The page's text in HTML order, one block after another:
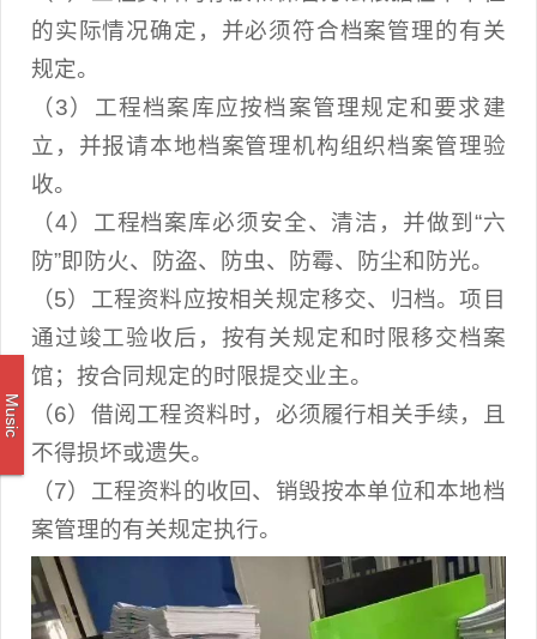
的实际情况确定，并必须符合档案管理的有关
规定。
（3）工程档案库应按档案管理规定和要求建
立，并报请本地档案管理机构组织档案管理验
收。
（4）工程档案库必须安全、清洁，并做到“六
防”即防火、防盗、防虫、防霉、防尘和防光。
（5）工程资料应按相关规定移交、归档。项目
通过竣工验收后，按有关规定和时限移交档案
馆；按合同规定的时限提交业主。
（6）借阅工程资料时，必须履行相关手续，且
不得损坏或遗失。
（7）工程资料的收回、销毁按本单位和本地档
案管理的有关规定执行。
Music